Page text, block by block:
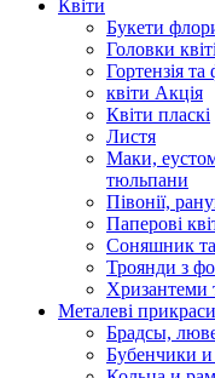
Квіти
Букети
Головки
Гортензія та
квіти Акція
Квіти пласкі
Листя
Маки,
тюльпани
Півонії,
Паперові
Соняшник
Троянди з
Хризантеми
Металеві прикраси
Брадсы,
Бубенчики и